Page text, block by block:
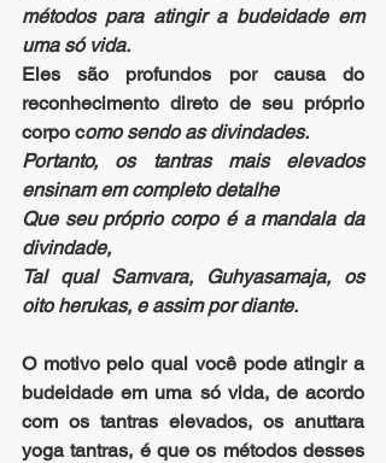
métodos para atingir a budeidade em
uma só vida.
Eles são profundos por causa do
reconhecimento direto de seu próprio
corpo como sendo as divindades.
Portanto, os tantras mais elevados
ensinam em completo detalhe
Que seu próprio corpo é a mandala da
divindade,
Tal qual Samvara, Guhyasamaja, os
oito herukas, e assim por diante.
O motivo pelo qual você pode atingir a
budeidade em uma só vida, de acordo
com os tantras elevados, os anuttara
yoga tantras, é que os métodos desses